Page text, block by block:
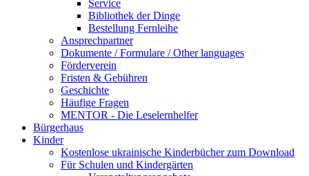
Service
Bibliothek der Dinge
Bestellung Fernleihe
Ansprechpartner
Dokumente / Formulare / Other languages
Förderverein
Fristen & Gebühren
Geschichte
Häufige Fragen
MENTOR - Die Leselernhelfer
Bürgerhaus
Kinder
Kostenlose ukrainische Kinderbücher zum Download
Für Schulen und Kindergärten